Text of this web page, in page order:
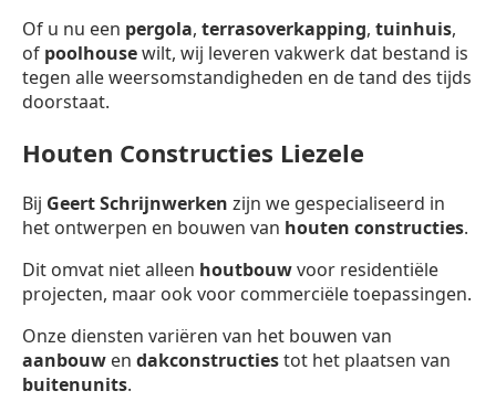
Of u nu een pergola, terrasoverkapping, tuinhuis,
of poolhousewilt, wij leveren vakwerk dat bestand is
tegen alle weersomstandigheden en de tand des tijds
doorstaat.
Houten Constructies Liezele
Bij Geert Schrijnwerken zijn we gespecialiseerd in
het ontwerpen en bouwen van houten constructies.
Dit omvat niet alleen houtbouwvoor residentiële
projecten, maar ook voor commerciële toepassingen.
Onze diensten variëren van het bouwen van
aanbouw en dakconstructiestot het plaatsen van
buitenunits.